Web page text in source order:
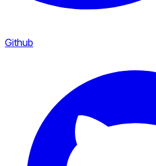
Github